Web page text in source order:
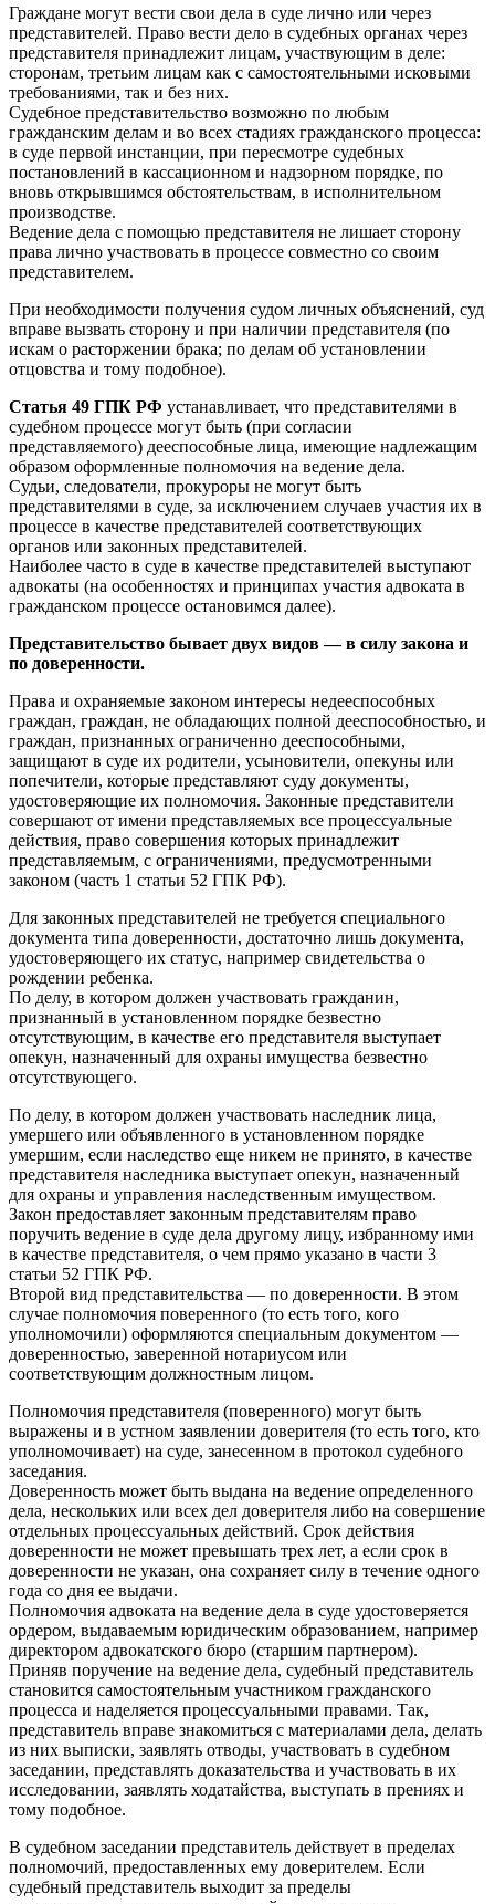
Граждане могут вести свои дела в суде лично или через
представителей. Право вести дело в судебных органах через
представителя принадлежит лицам, участвующим в деле:
сторонам, третьим лицам как с самостоятельными исковыми
требованиями, так и без них.
Судебное представительство возможно по любым
гражданским делам и во всех стадиях гражданского процесса:
в суде первой инстанции, при пересмотре судебных
постановлений в кассационном и надзорном порядке, по
вновь открывшимся обстоятельствам, в исполнительном
производстве.
Ведение дела с помощью представителя не лишает сторону
права лично участвовать в процессе совместно со своим
представителем.
При необходимости получения судом личных объяснений, суд
вправе вызвать сторону и при наличии представителя (по
искам о расторжении брака; по делам об установлении
отцовства и тому подобное).
Статья 49 ГПК РФ устанавливает, что представителями в
судебном процессе могут быть (при согласии
представляемого) дееспособные лица, имеющие надлежащим
образом оформленные полномочия на ведение дела.
Судьи, следователи, прокуроры не могут быть
представителями в суде, за исключением случаев участия их в
процессе в качестве представителей соответствующих
органов или законных представителей.
Наиболее часто в суде в качестве представителей выступают
адвокаты (на особенностях и принципах участия адвоката в
гражданском процессе остановимся далее).
Представительство бывает двух видов — в силу закона и
по доверенности.
Права и охраняемые законом интересы недееспособных
граждан, граждан, не обладающих полной дееспособностью, и
граждан, признанных ограниченно дееспособными,
защищают в суде их родители, усыновители, опекуны или
попечители, которые представляют суду документы,
удостоверяющие их полномочия. Законные представители
совершают от имени представляемых все процессуальные
действия, право совершения которых принадлежит
представляемым, с ограничениями, предусмотренными
законом (часть 1 статьи 52 ГПК РФ).
Для законных представителей не требуется специального
документа типа доверенности, достаточно лишь документа,
удостоверяющего их статус, например свидетельства о
рождении ребенка.
По делу, в котором должен участвовать гражданин,
признанный в установленном порядке безвестно
отсутствующим, в качестве его представителя выступает
опекун, назначенный для охраны имущества безвестно
отсутствующего.
По делу, в котором должен участвовать наследник лица,
умершего или объявленного в установленном порядке
умершим, если наследство еще никем не принято, в качестве
представителя наследника выступает опекун, назначенный
для охраны и управления наследственным имуществом.
Закон предоставляет законным представителям право
поручить ведение в суде дела другому лицу, избранному ими
в качестве представителя, о чем прямо указано в части 3
статьи 52 ГПК РФ.
Второй вид представительства — по доверенности. В этом
случае полномочия поверенного (то есть того, кого
уполномочили) оформляются специальным документом —
доверенностью, заверенной нотариусом или
соответствующим должностным лицом.
Полномочия представителя (поверенного) могут быть
выражены и в устном заявлении доверителя (то есть того, кто
уполномочивает) на суде, занесенном в протокол судебного
заседания.
Доверенность может быть выдана на ведение определенного
дела, нескольких или всех дел доверителя либо на совершение
отдельных процессуальных действий. Срок действия
доверенности не может превышать трех лет, а если срок в
доверенности не указан, она сохраняет силу в течение одного
года со дня ее выдачи.
Полномочия адвоката на ведение дела в суде удостоверяется
ордером, выдаваемым юридическим образованием, например
директором адвокатского бюро (старшим партнером).
Приняв поручение на ведение дела, судебный представитель
становится самостоятельным участником гражданского
процесса и наделяется процессуальными правами. Так,
представитель вправе знакомиться с материалами дела, делать
из них выписки, заявлять отводы, участвовать в судебном
заседании, представлять доказательства и участвовать в их
исследовании, заявлять ходатайства, выступать в прениях и
тому подобное.
В судебном заседании представитель действует в пределах
полномочий, предоставленных ему доверителем. Если
судебный представитель выходит за пределы